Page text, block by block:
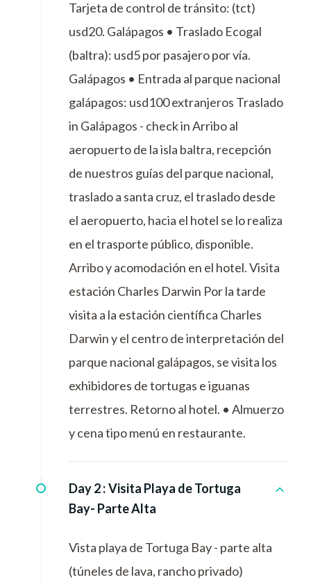
Tarjeta de control de tránsito: (tct)
usd20. Galápagos • Traslado Ecogal
(baltra): usd5 por pasajero por vía.
Galápagos • Entrada al parque nacional
galápagos: usd100 extranjeros Traslado
in Galápagos - check in Arribo al
aeropuerto de la isla baltra, recepción
de nuestros guías del parque nacional,
traslado a santa cruz, el traslado desde
el aeropuerto, hacia el hotel se lo realiza
en el trasporte público, disponible.
Arribo y acomodación en el hotel. Visita
estación Charles Darwin Por la tarde
visita a la estación científica Charles
Darwin y el centro de interpretación del
parque nacional galápagos, se visita los
exhibidores de tortugas e iguanas
terrestres. Retorno al hotel. • Almuerzo
y cena tipo menú en restaurante.
Day 2 :Visita Playa de Tortuga
Bay- Parte Alta
Vista playa de Tortuga Bay - parte alta
(túneles de lava, rancho privado)